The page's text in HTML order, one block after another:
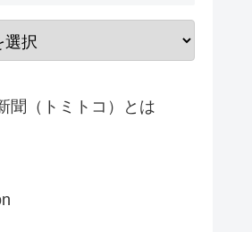
聞（トミトコ）とは